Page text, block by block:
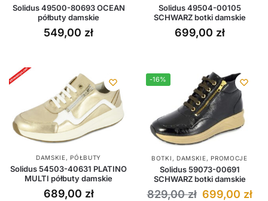
Solidus 49500-80693 OCEAN
półbuty damskie
549,00 zł
Solidus 49504-00105
SCHWARZ botki damskie
699,00 zł
DAMSKIE,PÓŁBUTY
Solidus 54503-40631 PLATINO
MULTI półbuty damskie
689,00 zł
-16%
BOTKI , DAMSKIE,PROMOCJE
Solidus 59073-00691
SCHWARZ botki damskie
829,00zł 699,00 zł